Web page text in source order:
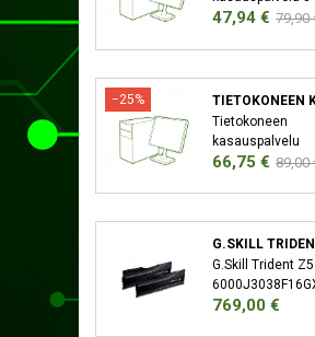
takuu XMP/
Hinta
47,94 € 79,90
−25%
Tietokoneen
kasauspalvelu
vuoden takuu
Aktivointi Bios-
Hinta
66,75 € 89,00
G.Skill Trident
32 GB, 2 x 16 GB,
Hinta
769,00 €